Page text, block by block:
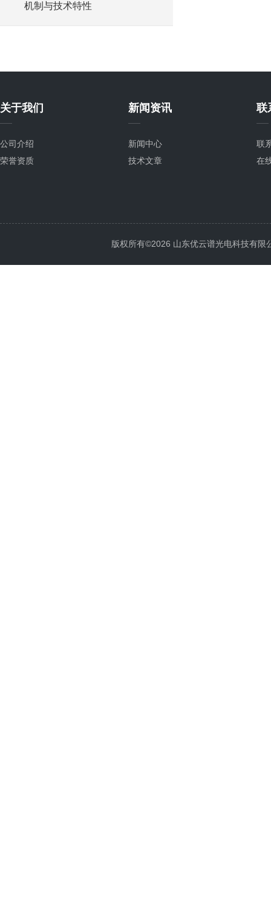
机制与技术特性
关于我们
公司介绍
荣誉资质
新闻资讯
新闻中心
技术文章
联
联
在
版权所有©2026 山东优云谱光电科技有